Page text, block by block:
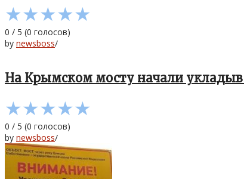
★★★★★
0 / 5 (0 голосов)
by newsboss/
На Крымском мосту начали
★★★★★
0 / 5 (0 голосов)
by newsboss/